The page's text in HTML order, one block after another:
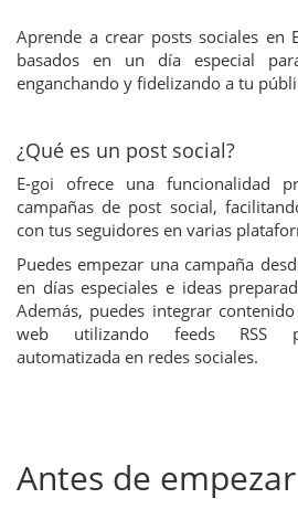
Aprende a crear posts sociales en
basados en un día especial
enganchando y fidelizando a tu
¿Qué es un post social?
E-goi ofrece una funcionalidad
campañas de post social,
con tus seguidores en varias
Puedes empezar una campaña
en días especiales e ideas
Además, puedes integrar
web utilizando feeds RSS
automatizada en redes sociales.
Antes de empezar